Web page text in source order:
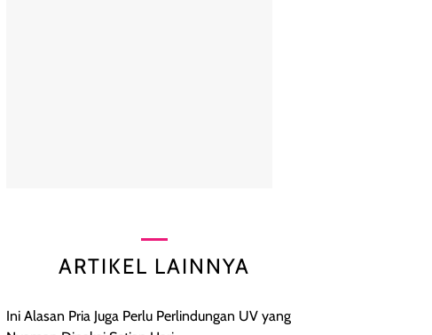
ARTIKEL LAINNYA
Ini Alasan Pria Juga Perlu Perlindungan UV yang